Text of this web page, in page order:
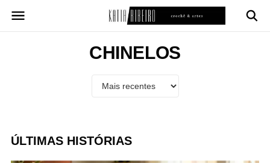
para
CHINELOS
ÚLTIMAS HISTÓRIAS